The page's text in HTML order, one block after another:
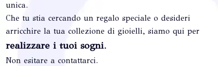
unica.
Che tu stia cercando un regalo speciale o desideri
arricchire la tua collezione di gioielli, siamo qui per
realizzare i tuoi sogni.
Non esitare a contattarci.